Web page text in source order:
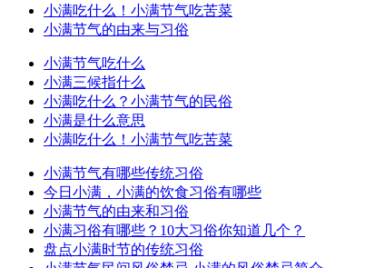
小满吃什么！小满节气吃苦菜
小满节气的由来与习俗
小满节气吃什么
小满三候指什么
小满吃什么？小满节气的民俗
小满是什么意思
小满吃什么！小满节气吃苦菜
小满节气有哪些传统习俗
今日小满，小满的饮食习俗有哪些
小满节气的由来和习俗
小满习俗有哪些？10大习俗你知道几个？
盘点小满时节的传统习俗